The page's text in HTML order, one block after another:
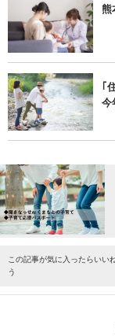
熊
｢
今
この記事が気に入ったらいい
う